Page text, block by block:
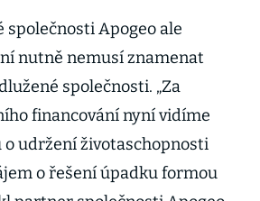
Pohledávky
věřitelů
květnu
společnosti Apogeo ale
nutně nemusí znamenat
společnosti. „Za
financování nyní vidíme
udržení životaschopnosti
o řešení úpadku formou